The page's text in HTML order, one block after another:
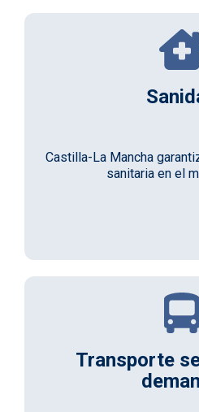
Castilla-La Mancha
sanitaria en el
Transporte